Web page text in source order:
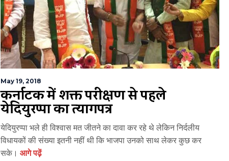
May 19, 2018
कर्नाटक में शक्ति परीक्षण से पहले
येदियुरप्पा का त्यागपत्र
येदियुरप्पा भले ही विश्वास मत जीतने का दावा कर रहे थे लेकिन निर्दलीय
विधायकों की संख्या इतनी नहीं थी कि भाजपा उनको साथ लेकर कुछ कर
सके। आगे पढ़ें